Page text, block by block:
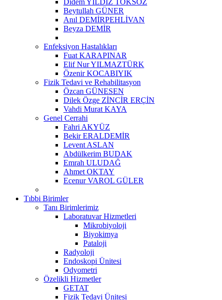
Beytullah GÜNER
Anıl DEMİRPEHLİVAN
Beyza DEMİR
Enfeksiyon Hastalıkları
Fuat KARAPINAR
Elif Nur YILMAZTÜRK
Özenir KOCABIYIK
Fizik Tedavi ve Rehabilitasyon
Özcan GÜNESEN
Dilek Özge ZİNCİR ERÇİN
Vahdi Murat KAYA
Genel Cerrahi
Fahri AKYÜZ
Bekir ERALDEMİR
Levent ASLAN
Abdülkerim BUDAK
Emrah ULUDAĞ
Ahmet OKTAY
Ecenur VAROL GÜLER
Tıbbi Birimler
Tanı Birimlerimiz
Laboratuvar Hizmetleri
Mikrobiyoloji
Biyokimya
Pataloji
Radyoloji
Endoskopi Ünitesi
Odyometri
Özelikli Hizmetler
GETAT
Fizik Tedavi Ünitesi